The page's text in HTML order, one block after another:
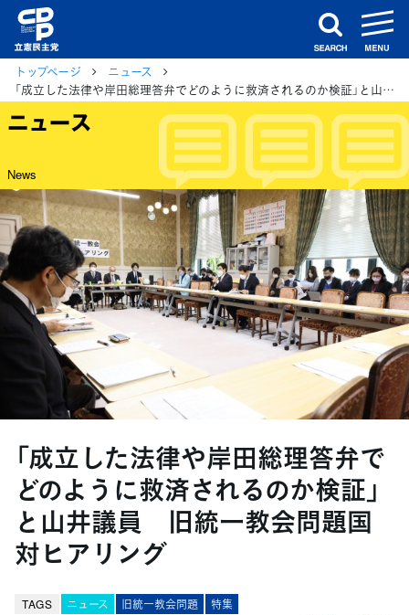
search
トップページ
ニュース
「成立した法律や岸田総理答弁でどのように救済されるのか検証」と山井議員 旧統一教会問題国対ヒアリング
ニュース
News
「成立した法律や岸田総理答弁で
どのように救済されるのか検証」
と山井議員 旧統一教会問題国
対ヒアリング
TAGS ニュース 旧統一教会問題 特集